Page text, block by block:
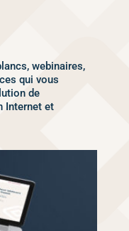
webinaires,
qui vous
de
Internet et